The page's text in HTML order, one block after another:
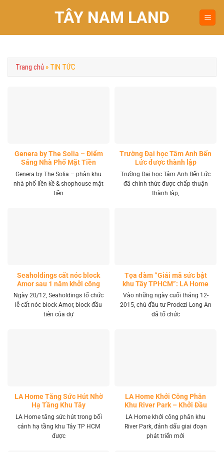
TÂY NAM LAND
Trang chủ » TIN TỨC
Genera by The Solia – Điểm
Sáng Nhà Phố Mặt Tiền
Vành Đai 4 Khu Tây
Genera by The Solia – phân khu
nhà phố liền kề & shophouse mặt
tiền
Trường Đại học Tâm Anh Bến
Lức được thành lập
Trường Đại học Tâm Anh Bến Lức
đã chính thức được chấp thuận
thành lập,
Seaholdings cất nóc block
Amor sau 1 năm khởi công
Ngày 20/12, Seaholdings tổ chức
lễ cất nóc block Amor, block đầu
tiên của dự
Tọa đàm “Giải mã sức bật
khu Tây TPHCM”: LA Home
khai mở tọa độ đầu tư mới
Vào những ngày cuối tháng 12-
2015, chủ đầu tư Prodezi Long An
đã tổ chức
LA Home Tăng Sức Hút Nhờ
Hạ Tầng Khu Tây
LA Home tăng sức hút trong bối
cảnh hạ tầng khu Tây TP HCM
được
LA Home Khởi Công Phân
Khu River Park – Khởi Đầu
Giai Đoạn Phát Triển Mới
LA Home khởi công phân khu
River Park, đánh dấu giai đoạn
phát triển mới